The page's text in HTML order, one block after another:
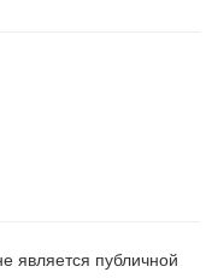
является публичной